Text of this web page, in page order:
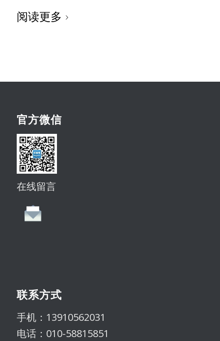
阅读更多
官方微信
在线留言
联系方式
手机：13910562031
电话：010-58815851